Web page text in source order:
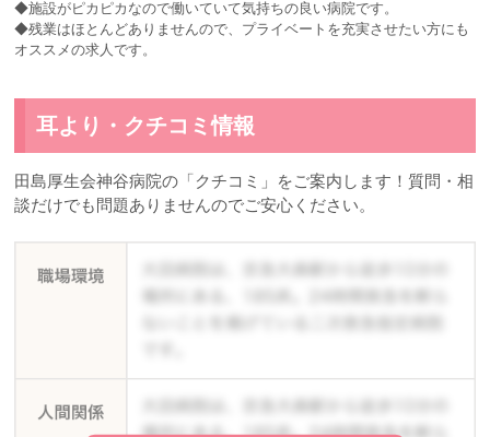
◆施設がピカピカなので働いていて気持ちの良い病院です。
◆残業はほとんどありませんので、プライベートを充実させたい方にも
オススメの求人です。
耳より・クチコミ情報
田島厚生会神谷病院の「クチコミ」をご案内します！質問・相
談だけでも問題ありませんのでご安心ください。